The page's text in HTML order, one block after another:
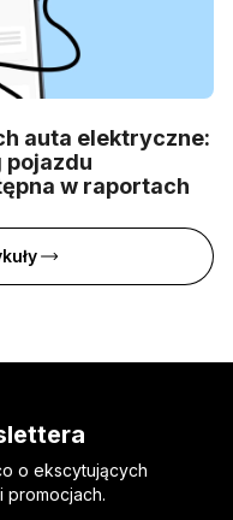
auta elektryczne:
pojazdu
w raportach
o ekscytujących
promocjach.